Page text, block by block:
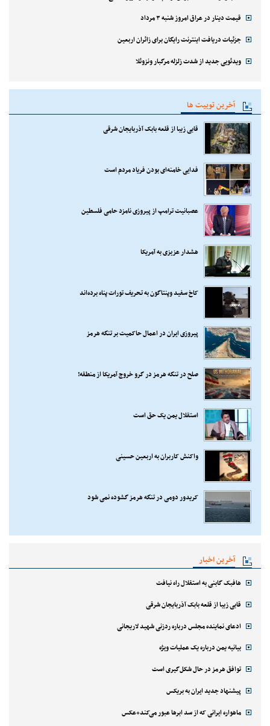
قیمت دینار در عراق امروز شنبه ۳ مرداد
جزئیات دریافت اینترنت رایگان برای زائران اربعین
ویدئویی جدید از شدت زلزله مرگبار ونزوئلا
آخرین توییت ها
قابی زیبا از قلعه بابک آذربایجان شرقی
فدایی خامنه‌ای بودن فریاد مردم است
عصبانیت ترامپ از پیروزی نامزد حامی فلسطین
هشدار عزیزی به آمریکا
کاخ سفید وپنتاگون به تحریف تورات پناه برده‌اند
پیروزی ایران در اعمال حاکمیت بر تنگه هرمز
صلح در تنگه هرمز در گرو خروج آمریکا از منطقه!
استقلال یمن یک حق است
واکنش کاربران به اربعین حسینی
کریدور دومی در تنگه هرمز گشوده نمی شود
آخرین اخبار
هافبک گابنی به استقلال راه نیافت
قابی زیبا از قلعه بابک آذربایجان شرقی
ادعای نماینده مجلس درباره ردزنی شهید لاریجانی
بیانیه یمن درباره یک عملیات ویژه
توافق هرمز در حال شکل‌گیری است
پیشنهاد جدید ایران به بریکس
ماهواره ایرانی که از سد ابرها عبور می‌کند+عکس